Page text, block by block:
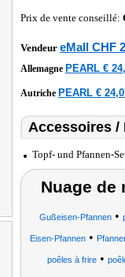
Prix de vente conseillé:
Vendeur eMall CHF
Allemagne PEARL €
Autriche PEARL €
Accessoires /
Topf- und Pfannen-
Nuage de
Gußeisen-Pfannen•
Eisen-Pfannen •
poêles à frire •